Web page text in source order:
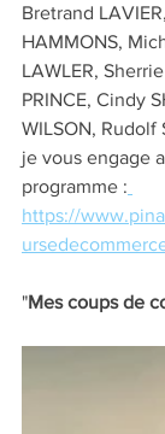
Bretrand
HAMMONS,
LAWLER,
PRINCE, Cindy
WILSON, Rudolf
je vous engage
programme :
https://
"Mes coups de